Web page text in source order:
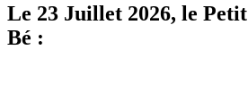
Le 23 Juillet 2026, le Petit
Bé :